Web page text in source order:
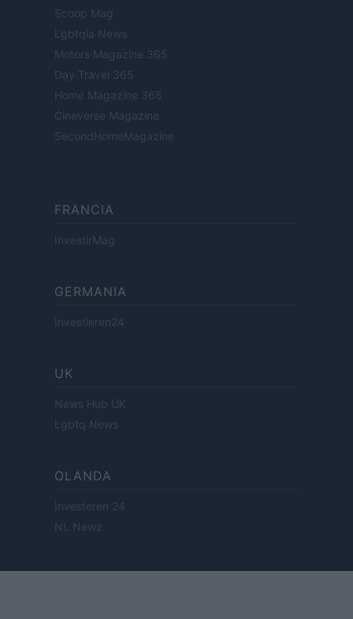
Scoop Mag
Lgbtqia News
Motors Magazine 365
Day Travel 365
Home Magazine 365
Cineverse Magazine
SecondHomeMagazine
FRANCIA
InvestirMag
GERMANIA
Investieren24
UK
News Hub UK
Lgbtq News
OLANDA
Investeren 24
NL Newz